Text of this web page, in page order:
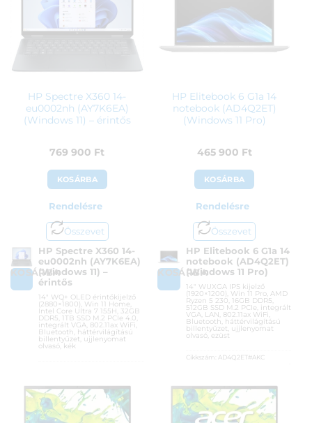
HP Spectre X360 14-
eu0002nh (AY7K6EA)
(Windows 11) – érintős
769 900 Ft
KOSÁRBA
Rendelésre
Összevet
KOSÁRBA
HP Spectre X360 14-
eu0002nh (AY7K6EA)
(Windows 11) –
érintős
14″ WQ+ OLED érintőkijelző
(2880×1800), Win 11 Home,
Intel Core Ultra 7 155H, 32GB
DDR5, 1TB SSD M.2 PCIe 4.0,
integrált VGA, 802.11ax WiFi,
Bluetooth, háttérvilágítású
billentyűzet, ujjlenyomat
olvasó, kék
laptopok
Gyártó:Hewlett Packard
Garanciaidő:
36 hónap
HP Elitebook 6 G1a 14
notebook (AD4Q2ET)
(Windows 11 Pro)
465 900 Ft
KOSÁRBA
Rendelésre
Összevet
KOSÁRBA
HP Elitebook 6 G1a 14
notebook (AD4Q2ET)
(Windows 11 Pro)
14″ WUXGA IPS kijelző
(1920×1200), Win 11 Pro, AMD
Ryzen 5 230, 16GB DDR5,
512GB SSD M.2 PCIe, integrált
VGA, LAN, 802.11ax WiFi,
Bluetooth, háttérvilágítású
billentyűzet, ujjlenyomat
olvasó, ezüst
Cikkszám: AD4Q2ET#AKC
Gyártó:Hewlett Packard
Garanciaidő: 36 hónap
ÁFA:27%